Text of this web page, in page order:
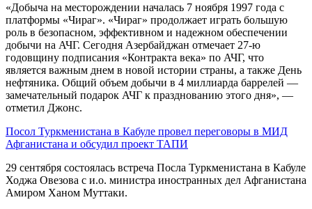
«Добыча на месторождении началась 7 ноября 1997 года с
платформы «Чираг». «Чираг» продолжает играть большую
роль в безопасном, эффективном и надежном обеспечении
добычи на АЧГ. Сегодня Азербайджан отмечает 27-ю
годовщину подписания «Контракта века» по АЧГ, что
является важным днем в новой истории страны, а также День
нефтяника. Общий объем добычи в 4 миллиарда баррелей —
замечательный подарок АЧГ к празднованию этого дня», —
отметил Джонс.
Посол Туркменистана в Кабуле провел переговоры в МИД
Афганистана и обсудил проект ТАПИ
29 сентября состоялась встреча Посла Туркменистана в Кабуле
Ходжа Овезова с и.о. министра иностранных дел Афганистана
Амиром Ханом Муттаки.